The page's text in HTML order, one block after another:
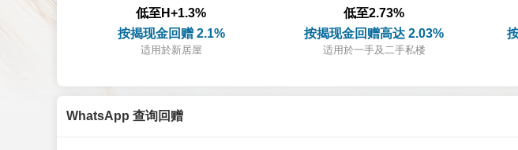
低至H+1.3%
按揭现金回赠 2.1%
适用於新居屋
低至2.73%
按揭现金回赠高达 2.03%
适用於一手及二手私楼
WhatsApp 查询回赠